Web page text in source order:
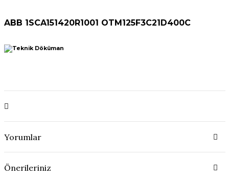
ABB 1SCA151420R1001 OTM125F3C21D400C
Yorumlar
Önerileriniz